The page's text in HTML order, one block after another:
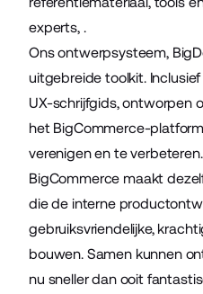
experts, .
Ons ontwerpsysteem,
uitgebreide toolkit.
UX-schrijfgids, ontworpen
het BigCommerce-
verenigen en te verbeteren.
BigCommerce maakt
die de interne
gebruiksvriendelijke,
bouwen. Samen kunnen
nu sneller dan ooit